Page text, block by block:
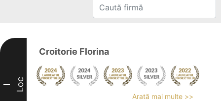
I Loc
Croitorie Florina
Arată mai multe >>